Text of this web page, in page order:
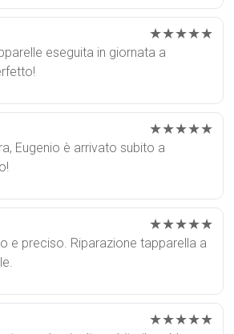
★★★★★
eseguita in giornata a
★★★★★
Eugenio è arrivato subito a
★★★★★
e preciso. Riparazione tapparella a
★★★★★